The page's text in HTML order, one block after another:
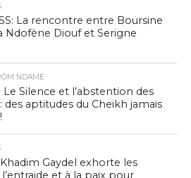
La rencontre entre Boursine
Ndofène Diouf et Serigne
NDAME
Le Silence et l’abstention des
des aptitudes du Cheikh jamais
Gaydel exhorte les
et à la paix pour